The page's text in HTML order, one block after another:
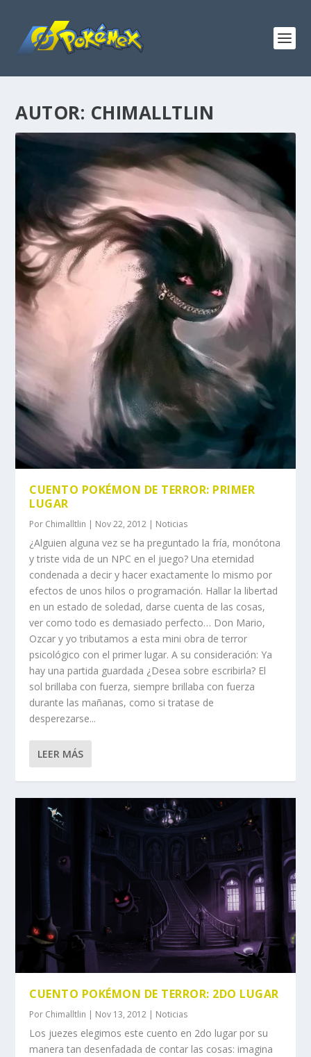
AUTOR: CHIMALLTLIN
CUENTO POKÉMON DE TERROR: PRIMER
LUGAR
Por Chimalltlin | Nov 22, 2012 | Noticias
¿Alguien alguna vez se ha preguntado la fría, monótona
y triste vida de un NPC en el juego? Una eternidad
condenada a decir y hacer exactamente lo mismo por
efectos de unos hilos o programación. Hallar la libertad
en un estado de soledad, darse cuenta de las cosas,
ver como todo es demasiado perfecto… Don Mario,
Ozcar y yo tributamos a esta mini obra de terror
psicológico con el primer lugar. A su consideración: Ya
hay una partida guardada ¿Desea sobre escribirla? El
sol brillaba con fuerza, siempre brillaba con fuerza
durante las mañanas, como si tratase de
desperezarse...
LEER MÁS
CUENTO POKÉMON DE TERROR: 2DO LUGAR
Por Chimalltlin | Nov 13, 2012 | Noticias
Los juezes elegimos este cuento en 2do lugar por su
manera tan desenfadada de contar las cosas: imagina